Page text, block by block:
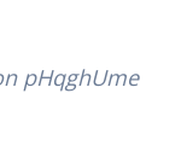
pHqghUme